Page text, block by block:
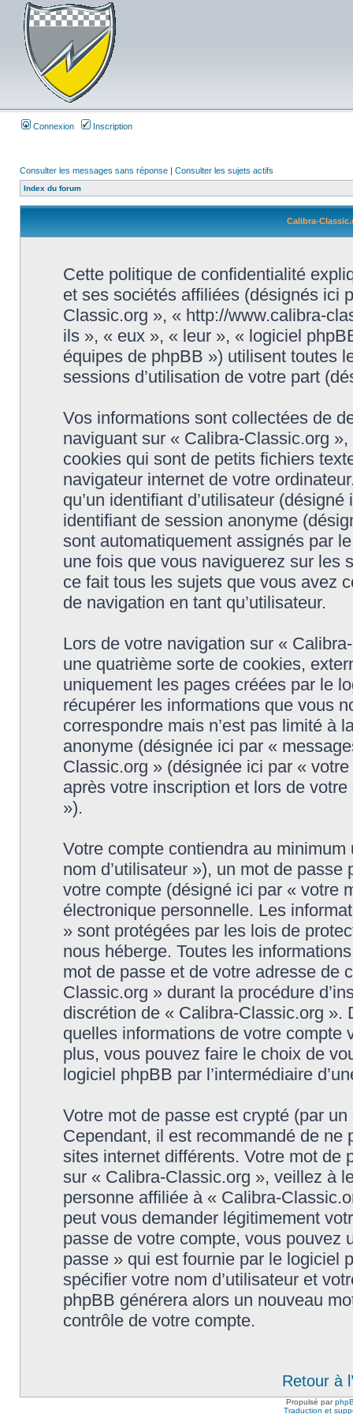
Connexion Inscription
Consulter les messages sans réponse | Consulter les sujets actifs
Index du forum
Calibra-
Cette politique de confidentialité
et ses sociétés affiliées (désignés ici
Classic.org », « http://www.calibra-
ils », « eux », « leur », « logiciel
équipes de phpBB ») utilisent toutes
sessions d’utilisation de votre part
Vos informations sont collectées de
naviguant sur « Calibra-Classic.org
cookies qui sont de petits fichiers
navigateur internet de votre
qu’un identifiant d’utilisateur
identifiant de session anonyme
sont automatiquement assignés par
une fois que vous naviguerez sur les
ce fait tous les sujets que vous avez
de navigation en tant qu’utilisateur.
Lors de votre navigation sur «
une quatrième sorte de cookies,
uniquement les pages créées par le
récupérer les informations que vous
correspondre mais n’est pas limité à
anonyme (désignée ici par «
Classic.org » (désignée ici par «
après votre inscription et lors de
»).
Votre compte contiendra au
nom d’utilisateur »), un mot de
votre compte (désigné ici par « votre
électronique personnelle. Les
» sont protégées par les lois de
nous héberge. Toutes les
mot de passe et de votre adresse de
Classic.org » durant la procédure
discrétion de « Calibra-Classic.org
quelles informations de votre compte
plus, vous pouvez faire le choix de
logiciel phpBB par l’intermédiaire
Votre mot de passe est crypté (par
Cependant, il est recommandé de
sites internet différents. Votre mot de
sur « Calibra-Classic.org », veillez à
personne affiliée à « Calibra-
peut vous demander légitimement
passe de votre compte, vous pouvez
passe » qui est fournie par le logiciel
spécifier votre nom d’utilisateur et
phpBB générera alors un nouveau
contrôle de votre compte.
Retour à
Propulsé par
Traduction et